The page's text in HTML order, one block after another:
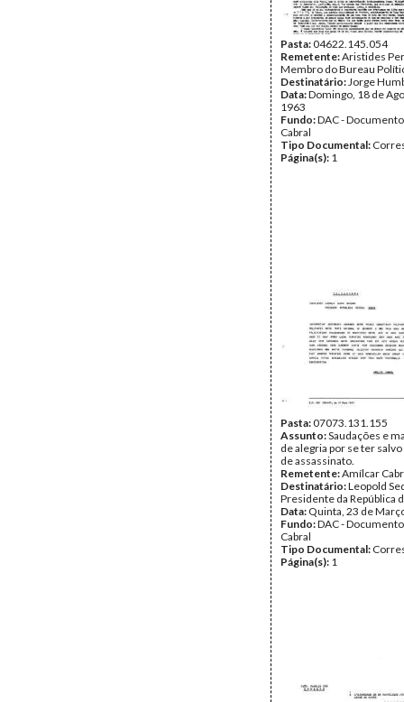
Pasta:04622.145.054
Remetente:Aristides
Membro do Bureau
Destinatário:Jorge
Data:Domingo, 18 de
1963
Fundo:DAC -
Cabral
Tipo Documental:
Página(s): 1
Pasta:07073.131.155
Assunto:Saudações e
de alegria por se ter
de assassinato.
Remetente:Amílcar
Destinatário:Leopold
Presidente da República
Data: Quinta, 23 de
Fundo:DAC -
Cabral
Tipo Documental:
Página(s): 1